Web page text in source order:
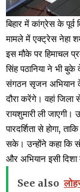
बिहार में कांग्रेस के
मामले में एक्ट्रेस नेहा
इस मौके पर हिमाचल
सिंह पठानिया ने भी
संगठन सृजन अभियान के
दौरा करेंगे। वहां
रायशुमारी ली जाएगी।
पारदर्शिता से होगा,
सके। उन्होंने कहा कि
और अभियान इसी
See also